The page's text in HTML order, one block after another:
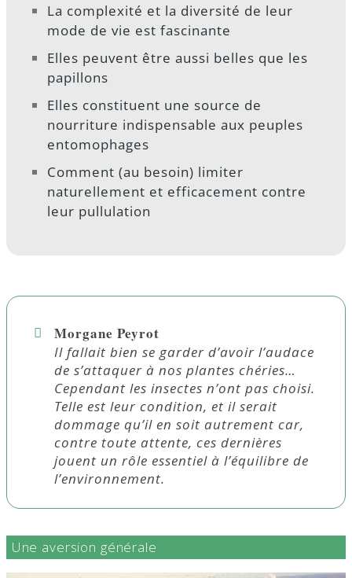
La complexité et la diversité de leur
mode de vie est fascinante
Elles peuvent être aussi belles que les
papillons
Elles constituent une source de
nourriture indispensable aux peuples
entomophages
Comment (au besoin) limiter
naturellement et efficacement contre
leur pullulation
Morgane Peyrot
Il fallait bien se garder d’avoir l’audace
de s’attaquer à nos plantes chéries…
Cependant les insectes n’ont pas choisi.
Telle est leur condition, et il serait
dommage qu’il en soit autrement car,
contre toute attente, ces dernières
jouent un rôle essentiel à l’équilibre de
l’environnement.
Une aversion générale